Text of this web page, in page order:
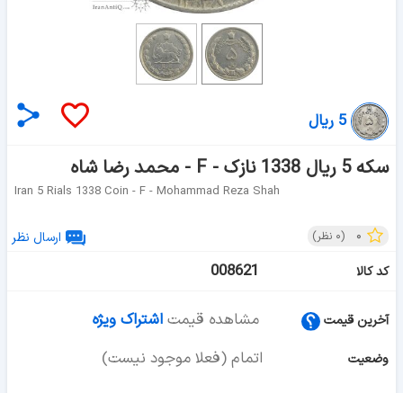
5 ریال
سکه 5 ریال 1338 نازک - F - محمد رضا شاه
Iran 5 Rials 1338 Coin - F - Mohammad Reza Shah
۰ (۰ نظر)
ارسال نظر
کد کالا
008621
آخرین قیمت مشاهده قیمت اشتراک ویژه
وضعیت اتمام (فعلا موجود نیست)